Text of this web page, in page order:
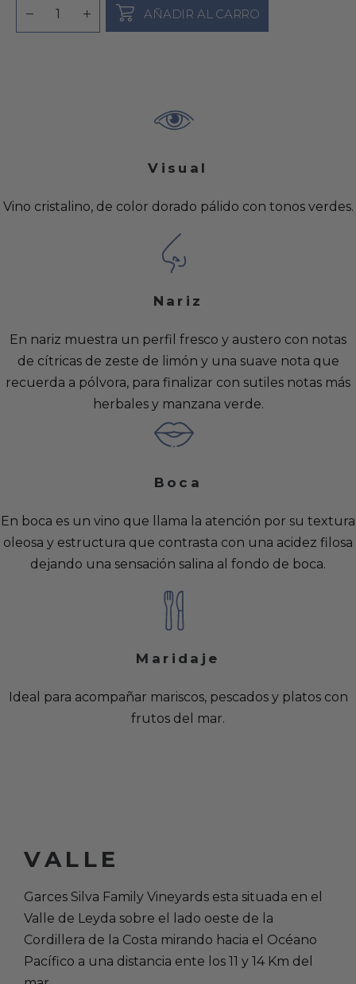
AÑADIR AL CARRO
Visual
Vino cristalino, de color dorado pálido con tonos verdes.
Nariz
En nariz muestra un perfil fresco y austero con notas
de cítricas de zeste de limón y una suave nota que
recuerda a pólvora, para finalizar con sutiles notas más
herbales y manzana verde.
Boca
En boca es un vino que llama la atención por su textura
oleosa y estructura que contrasta con una acidez filosa
dejando una sensación salina al fondo de boca.
Maridaje
Ideal para acompañar mariscos, pescados y platos con
frutos del mar.
VALLE
Garces Silva Family Vineyards esta situada en el
Valle de Leyda sobre el lado oeste de la
Cordillera de la Costa mirando hacia el Océano
Pacífico a una distancia ente los 11 y 14 Km del